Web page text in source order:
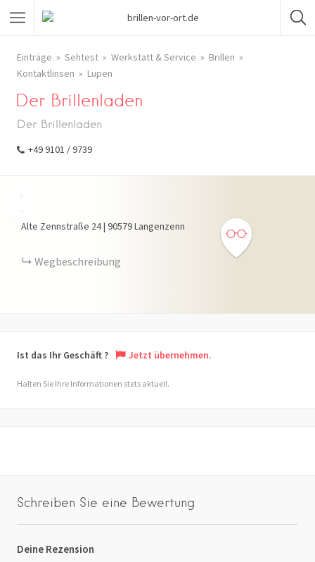
Einträge Sehtest Werkstatt & Service
Brillen
Kontaktlinsen
Lupen
Der Brillenladen
Der Brillenladen
+49 9101 / 9739
Alte Zennstraße 24| 90579Langenzenn
Wegbeschreibung
Ist das Ihr Geschäft ? Jetzt übernehmen.
Halten Sie Ihre Informationen stets aktuell.
Schreiben Sie eine Bewertung
Deine Rezension